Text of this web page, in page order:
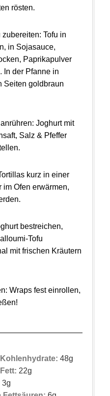
rösten.
Tofu in
in Sojasauce,
Paprikapulver
In der Pfanne in
Seiten goldbraun
Joghurt mit
Salz & Pfeffer
kurz in einer
im Ofen erwärmen,
bestreichen,
Tofu
mit frischen Kräutern
Wraps fest einrollen,
Kohlenhydrate: 48g
Fett: 22g
3g